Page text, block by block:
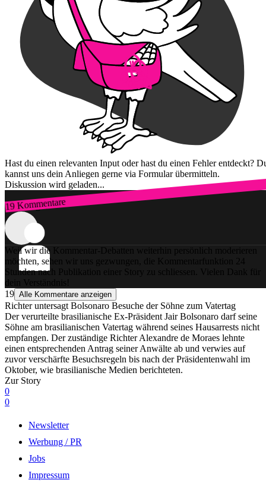
Hast du einen relevanten Input oder hast du einen Fehler entdeckt?
kannst uns dein Anliegen gerne via Formular übermitteln.
Diskussion wird geladen...
19 Kommentare
Zum Login
Weil wir die Kommentar-Debatten weiterhin persönlich moderieren
möchten, sehen wir uns gezwungen, die Kommentarfunktion 24
Stunden nach Publikation einer Story zu schliessen. Vielen Dank für
dein Verständnis!
19 Alle Kommentare anzeigen
Richter untersagt Bolsonaro Besuche der Söhne zum Vatertag
Der verurteilte brasilianische Ex-Präsident Jair Bolsonaro darf seine
Söhne am brasilianischen Vatertag während seines Hausarrests nicht
empfangen. Der zuständige Richter Alexandre de Moraes lehnte
einen entsprechenden Antrag seiner Anwälte ab und verwies auf
zuvor verschärfte Besuchsregeln bis nach der Präsidentenwahl im
Oktober, wie brasilianische Medien berichteten.
Zur Story
0
0
Newsletter
Werbung / PR
Jobs
Impressum